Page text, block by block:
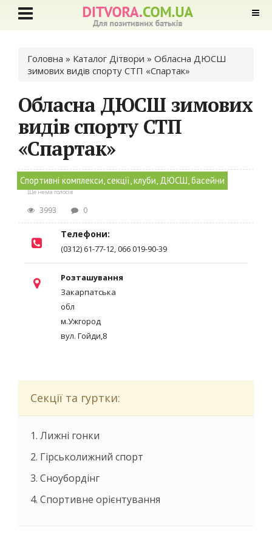
Ви є тут
Головна » Каталог Дітвори » Обласна ДЮСШ
зимових видів спорту СТП «Спартак»
Обласна ДЮСШ зимових
видів спорту СТП
«Спартак»
Спортивні комплекси, секції, клуби, ДЮСШ, басейни
Ще нема голосів
3993 0
Телефони:
(0312) 61-77-12, 066 019-90-39
Розташування
Закарпатська
обл
м.Ужгород
вул. Гойди,8
Секції та гуртки:
1. Лижні гонки
2. Гірськолижний спорт
3. Сноубордінг
4. Спортивне орієнтування